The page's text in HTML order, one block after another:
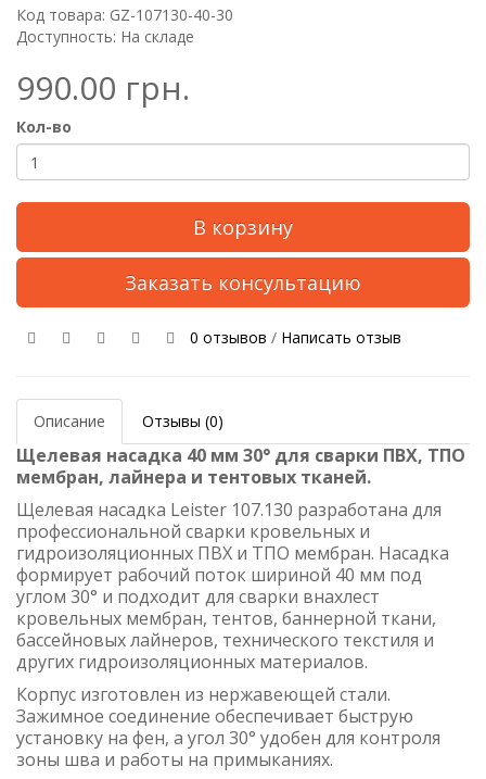
Код товара: GZ-107130-40-30
Доступность: На складе
990.00 грн.
Кол-во
В корзину
Заказать консультацию
0 отзывов / Написать отзыв
Описание Отзывы (0)
Щелевая насадка 40 мм 30° для сварки ПВХ, ТПО
мембран, лайнера и тентовых тканей.
Щелевая насадка Leister 107.130 разработана для
профессиональной сварки кровельных и
гидроизоляционных ПВХ и ТПО мембран. Насадка
формирует рабочий поток шириной 40 мм под
углом 30° и подходит для сварки внахлест
кровельных мембран, тентов, баннерной ткани,
бассейновых лайнеров, технического текстиля и
других гидроизоляционных материалов.
Корпус изготовлен из нержавеющей стали.
Зажимное соединение обеспечивает быструю
установку на фен, а угол 30° удобен для контроля
зоны шва и работы на примыканиях.